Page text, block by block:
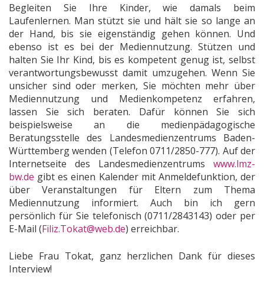
Begleiten Sie Ihre Kinder, wie damals beim
Laufenlernen. Man stützt sie und hält sie so lange an
der Hand, bis sie eigenständig gehen können. Und
ebenso ist es bei der Mediennutzung. Stützen und
halten Sie Ihr Kind, bis es kompetent genug ist, selbst
verantwortungsbewusst damit umzugehen. Wenn Sie
unsicher sind oder merken, Sie möchten mehr über
Mediennutzung und Medienkompetenz erfahren,
lassen Sie sich beraten. Dafür können Sie sich
beispielsweise an die medienpädagogische
Beratungsstelle des Landesmedienzentrums Baden-
Württemberg wenden (Telefon 0711/2850-777). Auf der
Internetseite des Landesmedienzentrums www.lmz-
bw.de gibt es einen Kalender mit Anmeldefunktion, der
über Veranstaltungen für Eltern zum Thema
Mediennutzung informiert. Auch bin ich gern
persönlich für Sie telefonisch (0711/2843143) oder per
E-Mail (Filiz.Tokat@web.de) erreichbar.
Liebe Frau Tokat, ganz herzlichen Dank für dieses
Interview!